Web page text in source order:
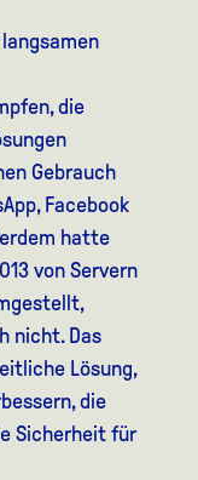
die
Gebrauch
Facebook
hatte
von Servern
nicht. Das
Lösung,
die
Sicherheit für